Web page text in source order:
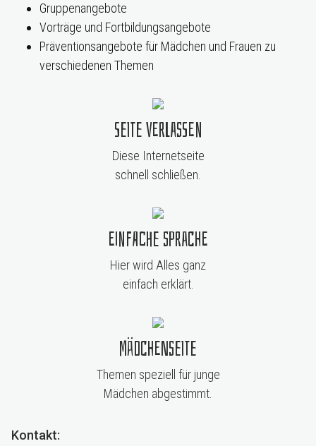
Gruppenangebote
Vorträge und Fortbildungsangebote
Präventionsangebote für Mädchen und Frauen zu
verschiedenen Themen
Seite verlassen
Diese Internetseite
schnell schließen.
Einfache Sprache
Hier wird Alles ganz
einfach erklärt.
Mädchenseite
Themen speziell für junge
Mädchen abgestimmt.
Kontakt: